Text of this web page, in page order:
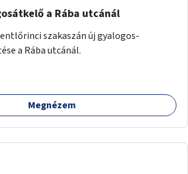
a Rába utcánál
szakaszán új gyalogos-
a Rába utcánál.
Megnézem